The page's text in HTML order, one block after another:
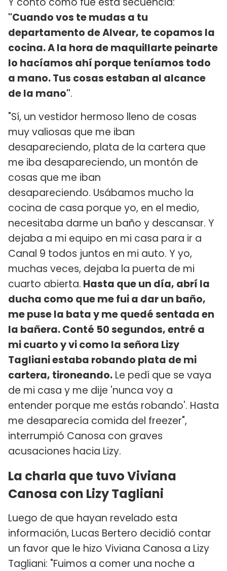
"Cuando vos te mudas a tu
departamento de Alvear, te copamos la
cocina. A la hora de maquillarte peinarte
lo hacíamos ahí porque teníamos todo
a mano. Tus cosas estaban al alcance
de la mano".
"Sí, un vestidor hermoso lleno de cosas
muy valiosas que me iban
desapareciendo, plata de la cartera que
me iba desapareciendo, un montón de
cosas que me iban
desapareciendo. Usábamos mucho la
cocina de casa porque yo, en el medio,
necesitaba darme un baño y descansar. Y
dejaba a mi equipo en mi casa para ir a
Canal 9 todos juntos en mi auto. Y yo,
muchas veces, dejaba la puerta de mi
cuarto abierta. Hasta que un día, abrí la
ducha como que me fui a dar un baño,
me puse la bata y me quedé sentada en
la bañera. Conté 50 segundos, entré a
mi cuarto y vi como la señora Lizy
Tagliani estaba robando plata de mi
cartera, tironeando. Le pedí que se vaya
de mi casa y me dije 'nunca voy a
entender porque me estás robando'. Hasta
me desaparecía comida del freezer",
interrumpió Canosa con graves
acusaciones hacia Lizy.
La charla que tuvo Viviana
Canosa con Lizy Tagliani
Luego de que hayan revelado esta
información, Lucas Bertero decidió contar
un favor que le hizo Viviana Canosa a Lizy
Tagliani: "Fuimos a comer una noche a